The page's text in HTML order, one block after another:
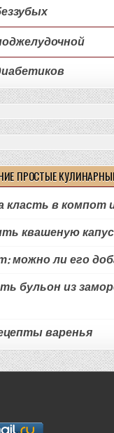
ПРОСТЫЕ
класть в компот
квашеную
можно ли его
бульон из
варенья